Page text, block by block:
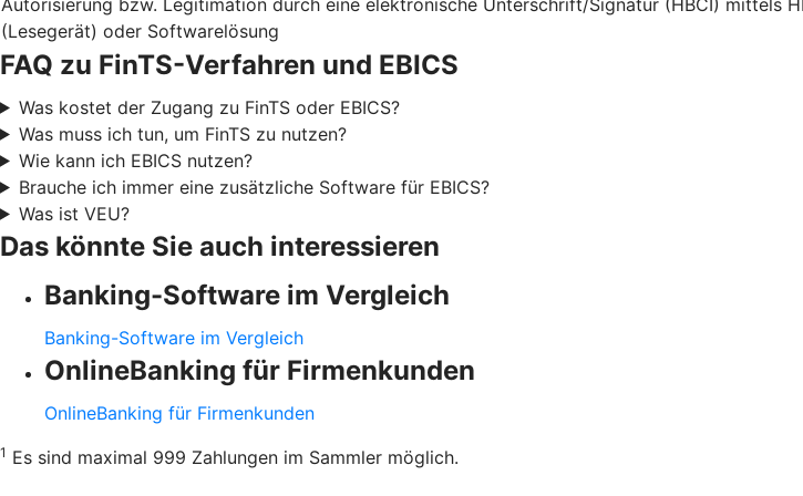
(Lesegerät) oder Softwarelösung
FAQ zu FinTS-Verfahren und EBICS
Was kostet der Zugang zu FinTS oder EBICS?
Was muss ich tun, um FinTS zu nutzen?
Wie kann ich EBICS nutzen?
Brauche ich immer eine zusätzliche Software für EBICS?
Was ist VEU?
Das könnte Sie auch interessieren
Banking-Software im Vergleich
Banking-Software im Vergleich
OnlineBanking für Firmenkunden
OnlineBanking für Firmenkunden
1 Es sind maximal 999 Zahlungen im Sammler möglich.